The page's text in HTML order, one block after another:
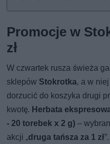
Promocje w
zł
W czwartek rusza świeża
sklepów Stokrotka, a w
dorzucić do koszyka drugi
kwotę. Herbata
- 20 torebek x 2 g) –
akcji „druga tańsza za 1 zł”.